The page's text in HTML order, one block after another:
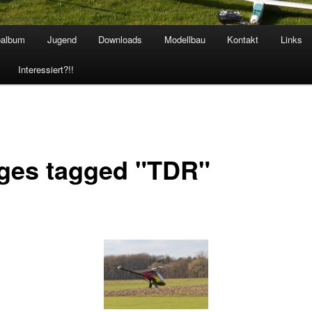
Jugend Downloads Modellbau Kontakt Links
Interessiert?!!
tagged "TDR"